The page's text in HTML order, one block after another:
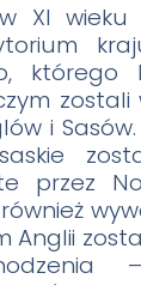
XI
którego
i Sasów.
przez
Anglii